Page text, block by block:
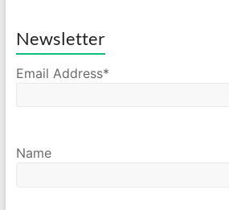
Newsletter
Email Address*
Name